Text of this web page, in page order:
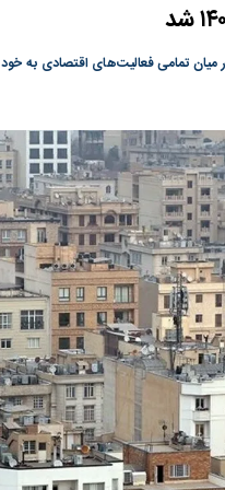
افت تولید را در میان تمامی فعالیت‌های
و فقدان
| فروشنده
اسلام
شاخص کل و
رکوردشکنی
بورس